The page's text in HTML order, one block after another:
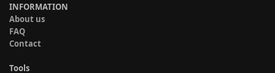
INFORMATION
About us
FAQ
Contact
Tools